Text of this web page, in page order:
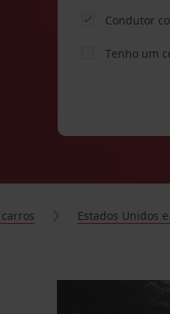
Condutor
Tenho um
Estados Unidos